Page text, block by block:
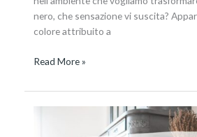
nero, che sensazione vi suscita?
colore attribuito a
Read More »